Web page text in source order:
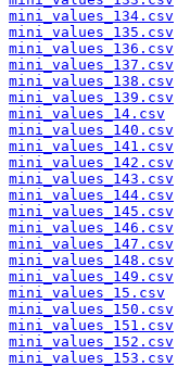
mini_values_134.csv
mini_values_135.csv
mini_values_136.csv
mini_values_137.csv
mini_values_138.csv
mini_values_139.csv
mini_values_14.csv
mini_values_140.csv
mini_values_141.csv
mini_values_142.csv
mini_values_143.csv
mini_values_144.csv
mini_values_145.csv
mini_values_146.csv
mini_values_147.csv
mini_values_148.csv
mini_values_149.csv
mini_values_15.csv
mini_values_150.csv
mini_values_151.csv
mini_values_152.csv
mini_values_153.csv